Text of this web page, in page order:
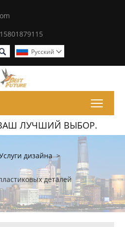
Pусский 
ЛУЧШИЙ ВЫБОР.
дизайна >
деталей